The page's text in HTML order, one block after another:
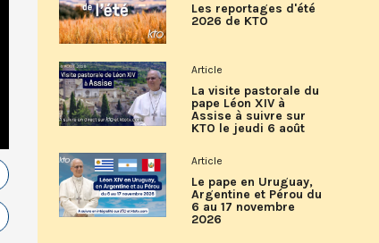
Les reportages d'été
2026 de KTO
Article
La visite pastorale du
pape Léon XIV à
Assise à suivre sur
KTO le jeudi 6 août
Article
Le pape en Uruguay,
Argentine et Pérou du
6 au 17 novembre
2026